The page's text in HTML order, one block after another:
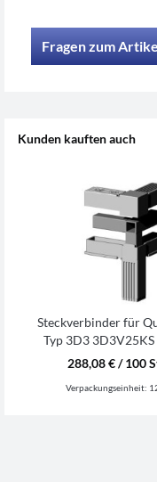
Fragen zum
Kunden kauften auch
Steckverbinder für
Typ 3D3 3D3V25KS
288,08 € / 100
Verpackungseinheit: